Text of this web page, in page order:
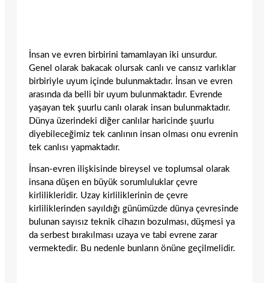
İnsan ve evren birbirini tamamlayan iki unsurdur.
Genel olarak bakacak olursak canlı ve cansız varlıklar
birbiriyle uyum içinde bulunmaktadır. İnsan ve evren
arasında da belli bir uyum bulunmaktadır. Evrende
yaşayan tek şuurlu canlı olarak insan bulunmaktadır.
Dünya üzerindeki diğer canlılar haricinde şuurlu
diyebileceğimiz tek canlının insan olması onu evrenin
tek canlısı yapmaktadır.
İnsan-evren ilişkisinde bireysel ve toplumsal olarak
insana düşen en büyük sorumluluklar çevre
kirlilikleridir. Uzay kirliliklerinin de çevre
kirliliklerinden sayıldığı günümüzde dünya çevresinde
bulunan sayısız teknik cihazın bozulması, düşmesi ya
da serbest bırakılması uzaya ve tabi evrene zarar
vermektedir. Bu nedenle bunların önüne geçilmelidir.